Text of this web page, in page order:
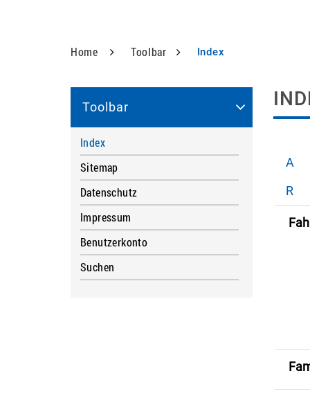
Home Toolbar Index
Toolbar
Index(ausgewählt)
Sitemap
Datenschutz
Impressum
Benutzerkonto
Suchen
A
R